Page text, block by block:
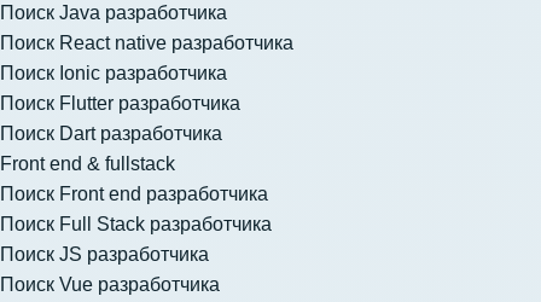
Поиск Java разработчика
Поиск React native разработчика
Поиск Ionic разработчика
Поиск Flutter разработчика
Поиск Dart разработчика
Front end & fullstack
Поиск Front end разработчика
Поиск Full Stack разработчика
Поиск JS разработчика
Поиск Vue разработчика